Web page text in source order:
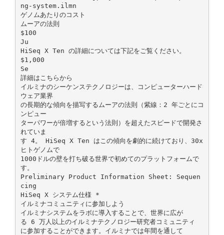
ng-system.ilmn
ゲノムあたりのコスト
ムーアの法則
$100
Ju
HiSeq X Ten の詳細については下記をご覧ください。
$1,000
Se
詳細はこちらから
イルミナのシーケンステクノロジーは、コンピューターハード
ウェア業界
の長期的な傾向を描写するムーアの法則（紫線：2 年ごとにコ
ンピュー
ターパワーが倍増するという法則）を超えたスピードで開発さ
れていま
す 4。 HiSeq X Ten はこの傾向を劇的に続けており、30x
ヒトゲノムで
1000ドルの壁を打ち破る世界で初めてのプラットフォームで
す。
Preliminary Product Information Sheet: Sequen
cing
HiSeq X システム仕様 *
イルミナコミュニティに参加しよう
イルミナシステムをラボに導入することで、世界に広が
る 6 万人以上のイルミナテクノロジー研究者コミュニティ
に参加することができます。イルミナでは年間を通して